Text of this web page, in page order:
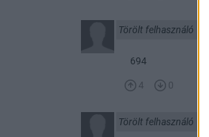
Törölt felhasználó
694
4 0
Törölt felhasználó